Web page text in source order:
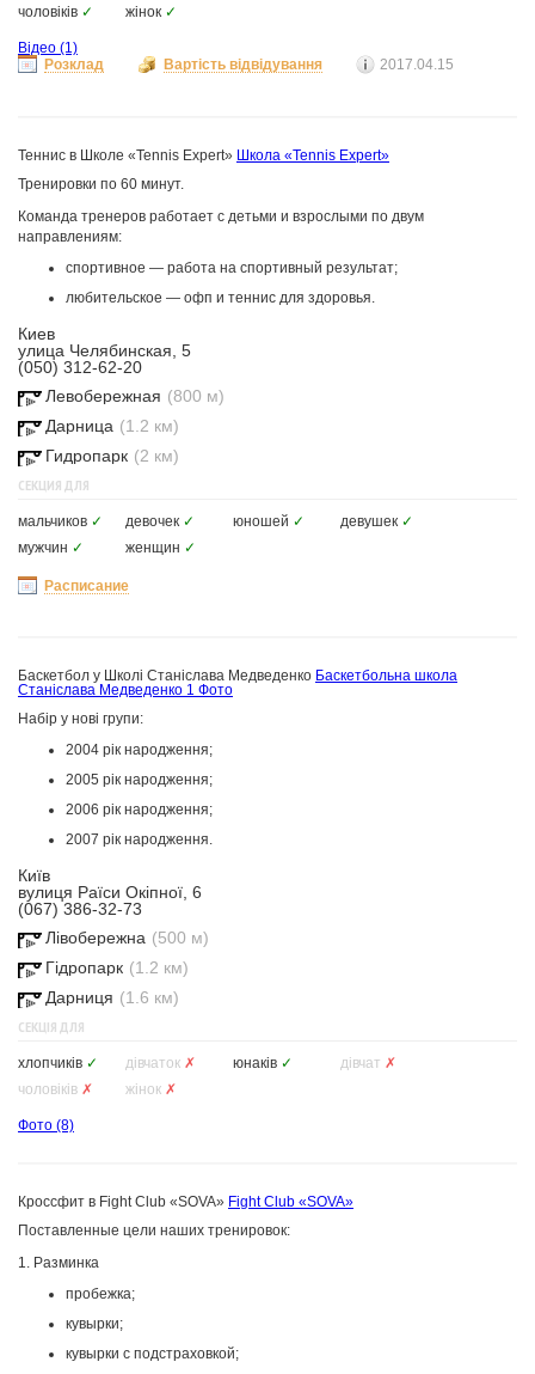
чоловіків ✓ жінок ✓
Відео (1)
Розклад
Вартість відвідування 2017.04.15
Теннис в Школе «Tennis Expert» Школа «Tennis Expert»
Тренировки по 60 минут.
Команда тренеров работает с детьми и взрослыми по двум
направлениям:
спортивное — работа на спортивный результат;
любительское — офп и теннис для здоровья.
Киев
улица Челябинская, 5
(050) 312-62-20
Левобережная (800 м)
Дарница (1.2 км)
Гидропарк (2 км)
СЕКЦИЯ ДЛЯ
мальчиков ✓ девочек ✓ юношей ✓ девушек ✓
мужчин ✓ женщин ✓
Расписание
Баскетбол у Школі Станіслава Медведенко Баскетбольна школа
Станіслава Медведенко 1 Фото
Набір у нові групи:
2004 рік народження;
2005 рік народження;
2006 рік народження;
2007 рік народження.
Київ
вулиця Раїси Окіпної, 6
(067) 386-32-73
Лівобережна (500 м)
Гідропарк (1.2 км)
Дарниця (1.6 км)
СЕКЦІЯ ДЛЯ
хлопчиків ✓ дівчаток ✗ юнаків ✓ дівчат ✗
чоловіків ✗ жінок ✗
Фото (8)
Кроссфит в Fight Club «SOVA» Fight Club «SOVA»
Поставленные цели наших тренировок:
1. Разминка
пробежка;
кувырки;
кувырки с подстраховкой;